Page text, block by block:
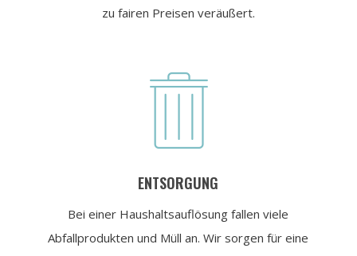
zu fairen Preisen veräußert.

ENTSORGUNG
Bei einer Haushaltsauflösung fallen viele
Abfallprodukten und Müll an. Wir sorgen für eine